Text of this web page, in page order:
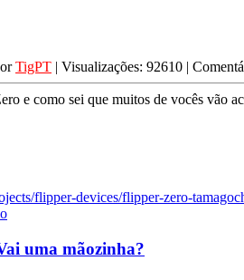
TigPT | Visualizações: 92610 |
e como sei que muitos de vocês vão
flipper-devices/flipper-zero-
uma mãozinha?